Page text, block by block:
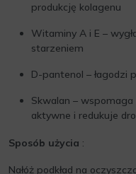
produkcję kolagenu
Witaminy A i E –
starzeniem
D-pantenol – łagodzi
Skwalan –
aktywne i redukuje
Sposób użycia :
Nałóż podkład na